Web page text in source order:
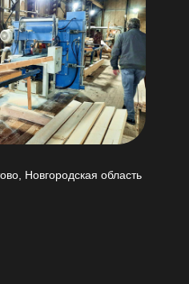
Новгородская область